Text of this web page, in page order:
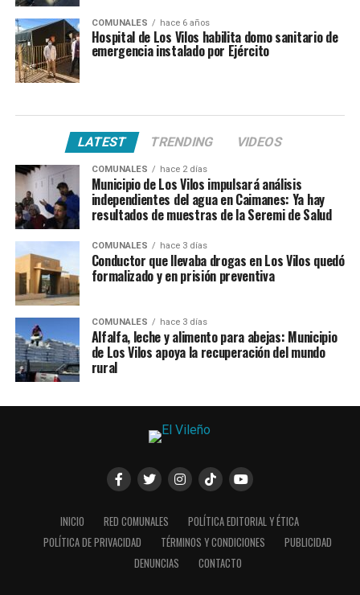
COMUNALES hace 6 años
Hospital de Los Vilos habilita domo sanitario de
emergencia instalado por Ejército
LATEST TRENDING VIDEOS
COMUNALES hace 2 días
Municipio de Los Vilos impulsará análisis
independientes del agua en Caimanes: Ya hay
resultados de muestras de la Seremi de Salud
COMUNALES hace 3 días
Conductor que llevaba drogas en Los Vilos quedó
formalizado y en prisión preventiva
COMUNALES hace 3 días
Alfalfa, leche y alimento para abejas: Municipio
de Los Vilos apoya la recuperación del mundo
rural
INICIO RED COMUNALES
POLÍTICA EDITORIAL Y ÉTICA
POLÍTICA DE PRIVACIDAD
TÉRMINOS Y CONDICIONES
PUBLICIDAD
DENUNCIAS
CONTACTO